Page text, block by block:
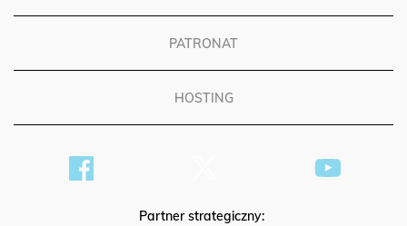
PATRONAT
HOSTING
Partner strategiczny: